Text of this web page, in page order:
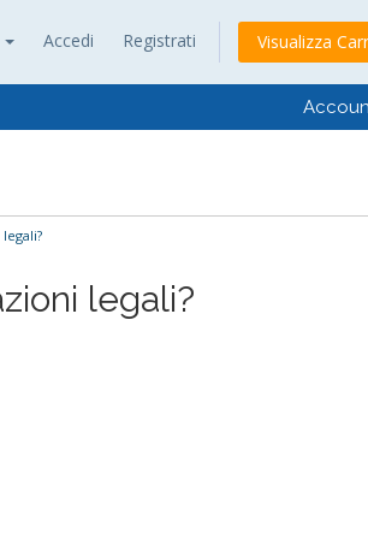
Accedi Registrati Visualizza
legali?